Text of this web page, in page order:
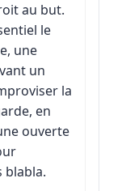
au but.
le
une
un
la
en
ouverte
blabla.